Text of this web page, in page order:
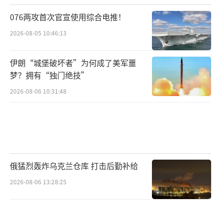
076两攻首次官宣使用综合电推！
2026-08-05 10:46:13
伊朗“城堡破坏者”为何成了美军噩
梦？拥有“独门绝技”
2026-08-06 10:31:48
俄猛烈轰炸乌克兰仓库 打击后勤补给
2026-08-06 13:28:25